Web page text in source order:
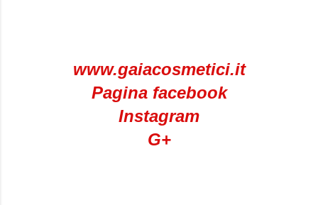
www.gaiacosmetici.it
Pagina facebook
Instagram
G+